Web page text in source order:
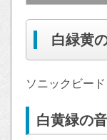
白緑黄
ソニックビー
白黄緑の